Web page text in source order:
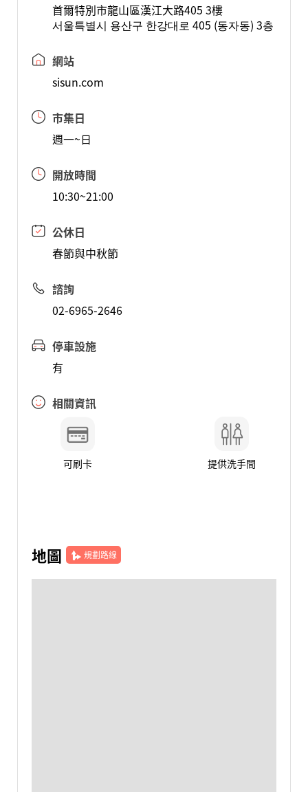
首爾特別市龍山區漢江大路405 3樓
서울특별시 용산구 한강대로 405 (동자동) 3층
網站
sisun.com
市集日
週一~日
開放時間
10:30~21:00
公休日
春節與中秋節
諮詢
02-6965-2646
停車設施
有
相關資訊
可刷卡 提供洗手間
地圖 規劃路線